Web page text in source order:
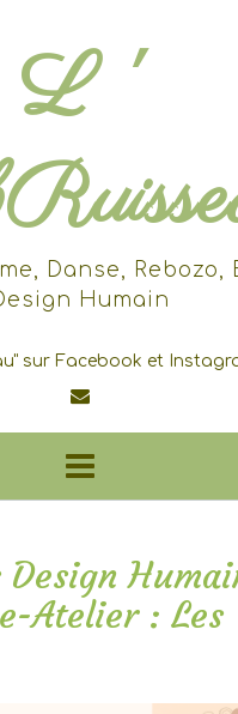
L '
Danse, Rebozo,
Humain
sur Facebook et
Design
Atelier : Les